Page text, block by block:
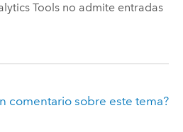
Tools no admite entradas
comentario sobre este tema?